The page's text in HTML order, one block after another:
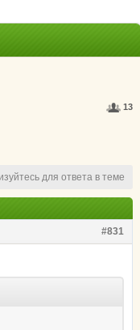
13
для ответа в теме
#831